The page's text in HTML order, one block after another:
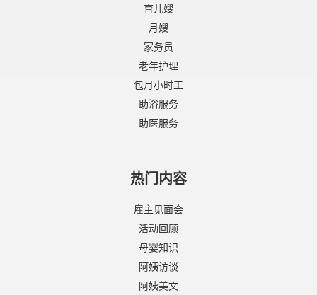
育儿嫂
月嫂
家务员
老年护理
包月小时工
助浴服务
助医服务
热门内容
雇主见面会
活动回顾
母婴知识
阿姨访谈
阿姨美文